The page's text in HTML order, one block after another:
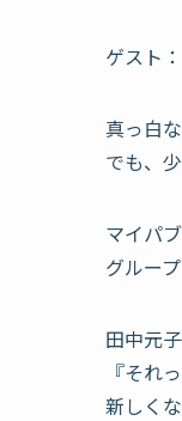
ゲスト
真っ白
でも、
マイパ
グルー
田中元
『それ
新しく